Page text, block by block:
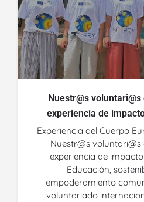
Nuestr@s
experiencia de
Experiencia del Cuerpo
Nuestr@s
experiencia de
Educación,
empoderamiento
voluntariado